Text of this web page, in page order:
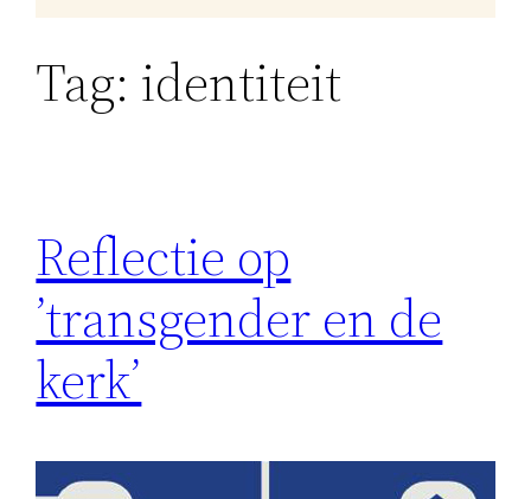
Tag: identiteit
Reflectie op
’transgender en de
kerk’